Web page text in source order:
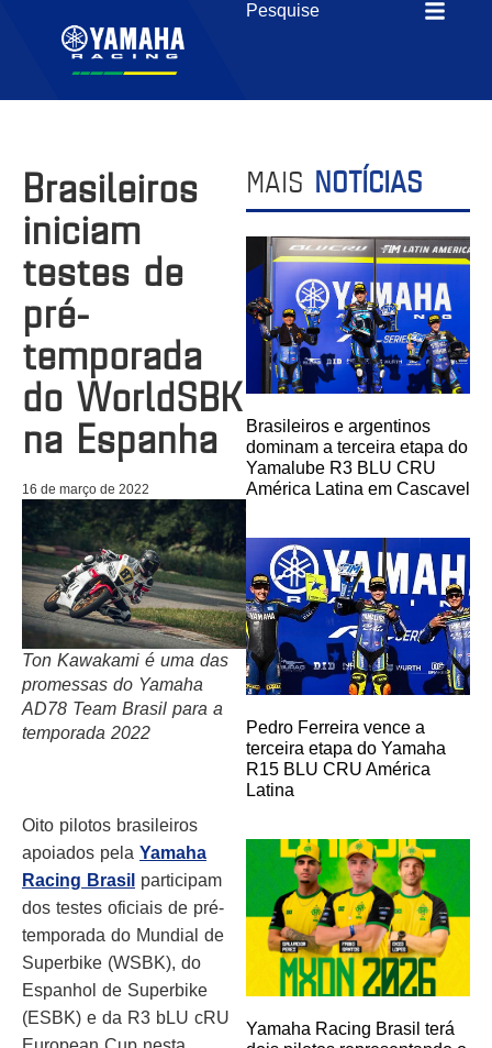
Brasileiros
iniciam
testes de
pré-
temporada
do WorldSBK
na Espanha
16 de março de 2022
Ton Kawakami é uma das
promessas do Yamaha
AD78 Team Brasil para a
temporada 2022
Oito pilotos brasileiros
apoiados pela Yamaha
Racing Brasil participam
dos testes oficiais de pré-
temporada do Mundial de
Superbike (WSBK), do
Espanhol de Superbike
(ESBK) e da R3 bLU cRU
MAIS NOTÍCIAS
Brasileiros e argentinos
dominam a terceira etapa do
Yamalube R3 BLU CRU
América Latina em Cascavel
Pedro Ferreira vence a
terceira etapa do Yamaha
R15 BLU CRU América
Latina
Yamaha Racing Brasil terá